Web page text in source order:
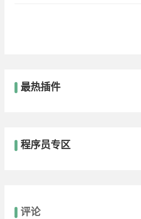
最热插件
程序员专区
评论